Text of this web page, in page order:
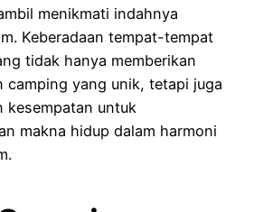
menikmati indahnya
Keberadaan tempat-tempat
tidak hanya memberikan
camping yang unik, tetapi juga
kesempatan untuk
makna hidup dalam harmoni